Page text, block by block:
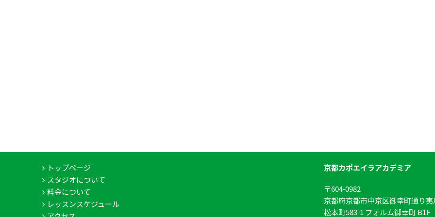
トップページ
スタジオについて
料金について
レッスンスケジュール
京都カポエイラアカデミア
〒604-0982
京都府京都市中京区御幸町通り
松本町583-1 フォルム御幸町 B1F